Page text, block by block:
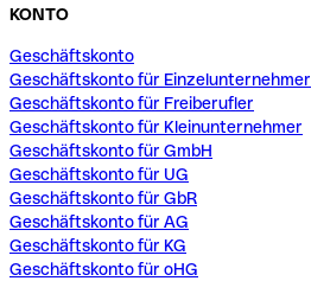
KONTO
Geschäftskonto
Geschäftskonto für Einzelunternehmer
Geschäftskonto für Freiberufler
Geschäftskonto für Kleinunternehmer
Geschäftskonto für GmbH
Geschäftskonto für UG
Geschäftskonto für GbR
Geschäftskonto für AG
Geschäftskonto für KG
Geschäftskonto für oHG